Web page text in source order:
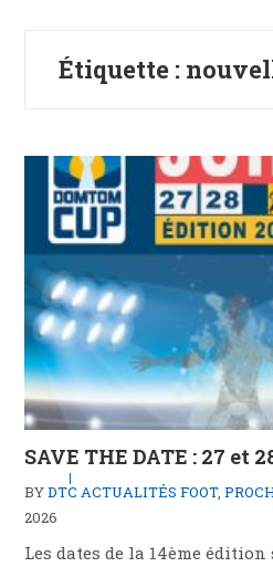
Étiquette :
SAVE THE DATE : 27 et
BYDTC ACTUALITÉS FOOT,
2026
Les dates de la 14ème